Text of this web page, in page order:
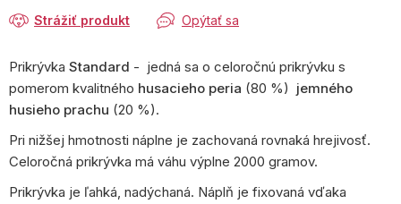
Opýtať sa
Strážiť produkt
Prikrývka Standard - jedná sa o celoročnú prikrývku s
pomerom kvalitného husacieho peria (80 %) jemného
husieho prachu (20 %).
Pri nižšej hmotnosti náplne je zachovaná rovnaká hrejivosť.
Celoročná prikrývka má váhu výplne 2000 gramov.
Prikrývka je ľahká, nadýchaná. Náplň je fixovaná vďaka